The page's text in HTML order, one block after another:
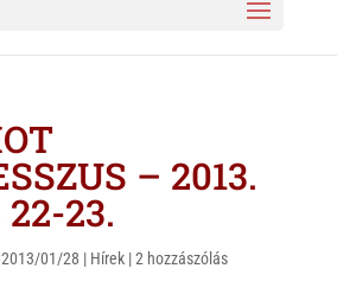
– 2013.
23.
2013/01/28 | Hírek|2 hozzászólás